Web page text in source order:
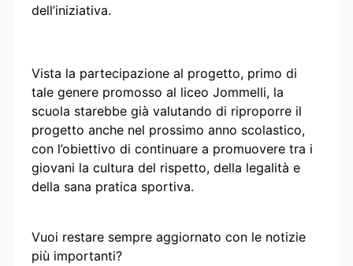
dell’iniziativa.
Vista la partecipazione al progetto, primo di
tale genere promosso al liceo Jommelli, la
scuola starebbe già valutando di riproporre il
progetto anche nel prossimo anno scolastico,
con l’obiettivo di continuare a promuovere tra i
giovani la cultura del rispetto, della legalità e
della sana pratica sportiva.
Vuoi restare sempre aggiornato con le notizie
più importanti?